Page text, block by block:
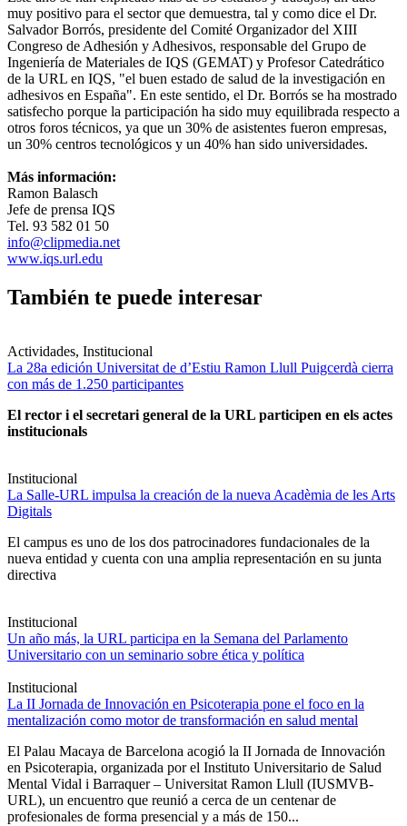
muy positivo para el sector que demuestra, tal y como dice el Dr.
Salvador Borrós, presidente del Comité Organizador del XIII
Congreso de Adhesión y Adhesivos, responsable del Grupo de
Ingeniería de Materiales de IQS (GEMAT) y Profesor Catedrático
de la URL en IQS, "el buen estado de salud de la investigación en
adhesivos en España". En este sentido, el Dr. Borrós se ha mostrado
satisfecho porque la participación ha sido muy equilibrada respecto a
otros foros técnicos, ya que un 30% de asistentes fueron empresas,
un 30% centros tecnológicos y un 40% han sido universidades.
Más información:
Ramon Balasch
Jefe de prensa IQS
Tel. 93 582 01 50
info@clipmedia.net
www.iqs.url.edu
También te puede interesar
Actividades, Institucional
La 28a edición Universitat de d’Estiu Ramon Llull Puigcerdà cierra
con más de 1.250 participantes
El rector i el secretari general de la URL participen en els actes
institucionals
Institucional
La Salle-URL impulsa la creación de la nueva Acadèmia de les Arts
Digitals
El campus es uno de los dos patrocinadores fundacionales de la
nueva entidad y cuenta con una amplia representación en su junta
directiva
Institucional
Un año más, la URL participa en la Semana del Parlamento
Universitario con un seminario sobre ética y política
Institucional
La II Jornada de Innovación en Psicoterapia pone el foco en la
mentalización como motor de transformación en salud mental
El Palau Macaya de Barcelona acogió la II Jornada de Innovación
en Psicoterapia, organizada por el Instituto Universitario de Salud
Mental Vidal i Barraquer – Universitat Ramon Llull (IUSMVB-
URL), un encuentro que reunió a cerca de un centenar de
profesionales de forma presencial y a más de 150...